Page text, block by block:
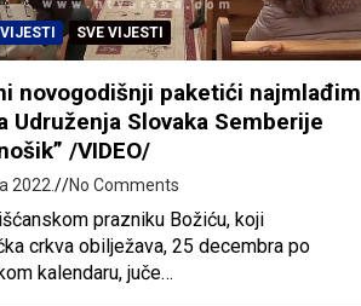
SVE VIJESTI
novogodišnji paketići najmlađim
Udruženja Slovaka Semberije
/VIDEO/
2022. No Comments
prazniku Božiću, koji
crkva obilježava, 25 decembra po
kalendaru, juče…